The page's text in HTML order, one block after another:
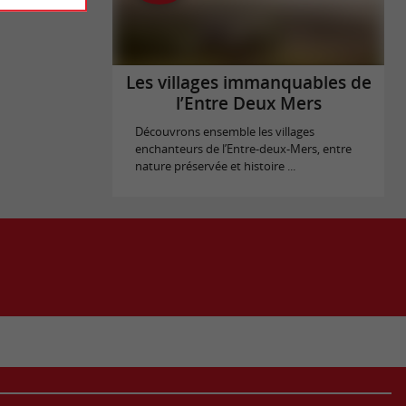
Les villages immanquables de
l’Entre Deux Mers
Découvrons ensemble les villages
enchanteurs de l’Entre-deux-Mers, entre
nature préservée et histoire ...